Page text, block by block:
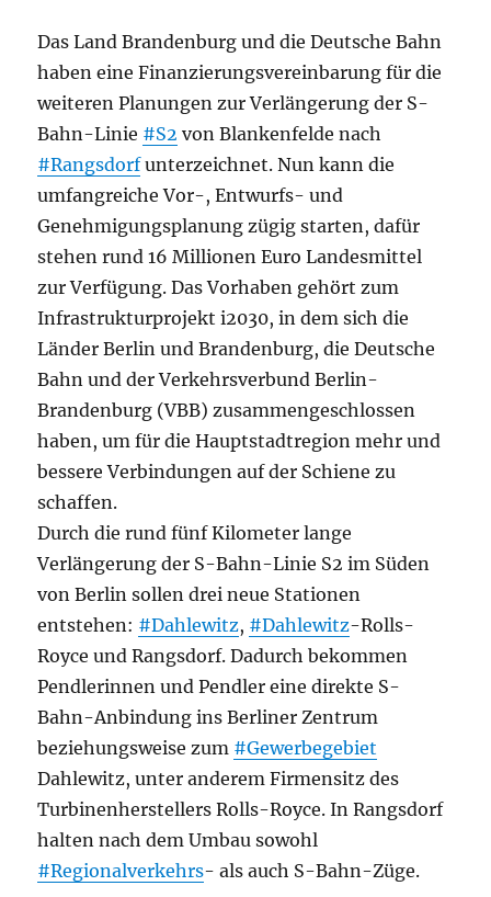
Das Land Brandenburg und die Deutsche Bahn
haben eine Finanzierungsvereinbarung für die
weiteren Planungen zur Verlängerung der S-
Bahn-Linie #S2 von Blankenfelde nach
#Rangsdorfunterzeichnet. Nun kann die
umfangreiche Vor-, Entwurfs- und
Genehmigungsplanung zügig starten, dafür
stehen rund 16 Millionen Euro Landesmittel
zur Verfügung. Das Vorhaben gehört zum
Infrastrukturprojekt i2030, in dem sich die
Länder Berlin und Brandenburg, die Deutsche
Bahn und der Verkehrsverbund Berlin-
Brandenburg (VBB) zusammengeschlossen
haben, um für die Hauptstadtregion mehr und
bessere Verbindungen auf der Schiene zu
schaffen.
Durch die rund fünf Kilometer lange
Verlängerung der S-Bahn-Linie S2 im Süden
von Berlin sollen drei neue Stationen
entstehen: #Dahlewitz, #Dahlewitz-Rolls-
Royce und Rangsdorf. Dadurch bekommen
Pendlerinnen und Pendler eine direkte S-
Bahn-Anbindung ins Berliner Zentrum
beziehungsweise zum #Gewerbegebiet
Dahlewitz, unter anderem Firmensitz des
Turbinenherstellers Rolls-Royce. In Rangsdorf
halten nach dem Umbau sowohl
#Regionalverkehrs- als auch S-Bahn-Züge.